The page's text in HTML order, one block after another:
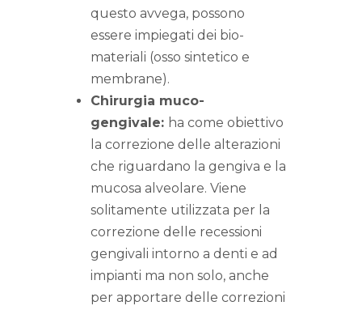
questo avvega, possono
essere impiegati dei bio-
materiali (osso sintetico e
membrane).
Chirurgia muco-
gengivale: ha come obiettivo
la correzione delle alterazioni
che riguardano la gengiva e la
mucosa alveolare. Viene
solitamente utilizzata per la
correzione delle recessioni
gengivali intorno a denti e ad
impianti ma non solo, anche
per apportare delle correzioni